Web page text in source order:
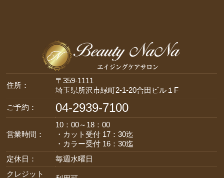
住所：
〒359-1111
埼玉県所沢市緑町2-1-20合田ビル１F
ご予約：
04-2939-7100
営業時間：
10：00～18：00
・カット受付 17：30迄
・カラー受付 16：30迄
定休日：
毎週水曜日
クレジット